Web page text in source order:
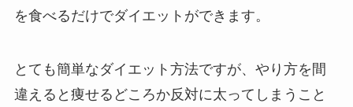
を食べるだけでダイエットができます。
とても簡単なダイエット方法ですが、やり方を間
違えると痩せるどころか反対に太ってしまうこと